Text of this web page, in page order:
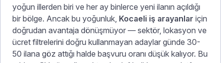
yoğun illerden biri ve her ay binlerce yeni ilanın açıldığı
bir bölge. Ancak bu yoğunluk, Kocaeli iş arayanlar için
doğrudan avantaja dönüşmüyor — sektör, lokasyon ve
ücret filtrelerini doğru kullanmayan adaylar günde 30-
50 ilana göz attığı halde başvuru oranı düşük kalıyor. Bu